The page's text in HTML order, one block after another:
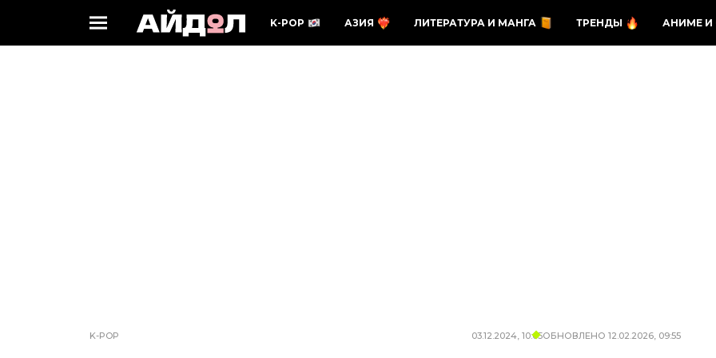
K-POP АЗИЯ ЛИТЕРАТУРА И МАНГА ТРЕНДЫ АНИМЕ И
K-POP 03.12.2024, 10:05ОБНОВЛЕНО 12.02.2026, 09:55